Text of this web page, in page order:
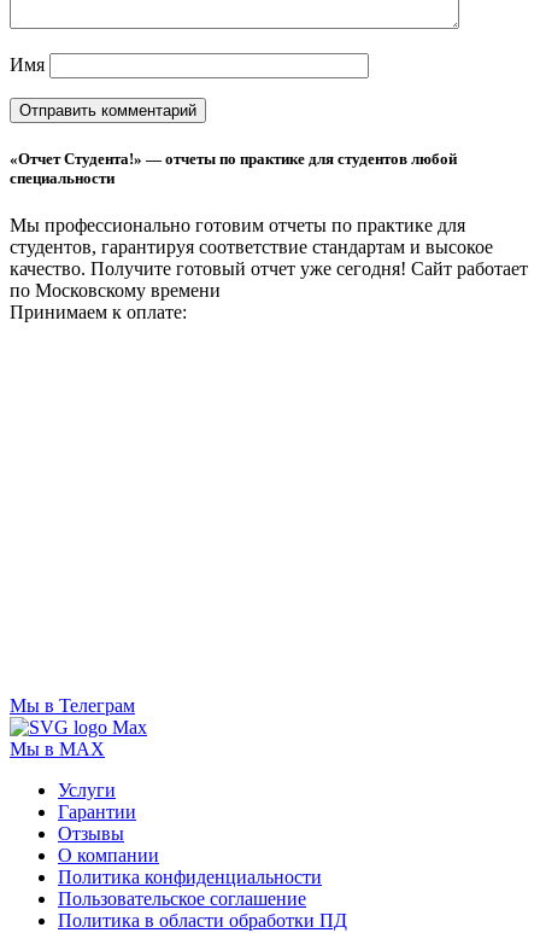
Имя
«Отчет Студента!» — отчеты по практике для студентов любой
специальности
Мы профессионально готовим отчеты по практике для
студентов, гарантируя соответствие стандартам и высокое
качество. Получите готовый отчет уже сегодня! Сайт работает
по Московскому времени
Принимаем к оплате:
Мы в Телеграм
Мы в MAX
Услуги
Гарантии
Отзывы
О компании
Политика конфиденциальности
Пользовательское соглашение
Политика в области обработки ПД